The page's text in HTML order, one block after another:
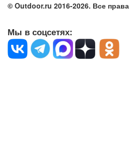
© Outdoor.ru 2016-2026. Все
Мы в соцсетях: